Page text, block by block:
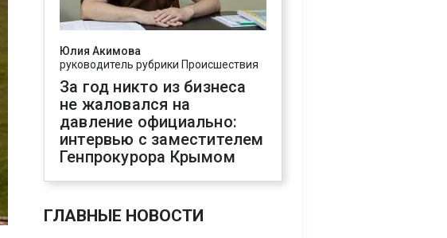
Юлия Акимова
руководитель рубрики Происшествия
За год никто из бизнеса
не жаловался на
давление официально:
интервью с заместителем
Генпрокурора Крымом
ГЛАВНЫЕ НОВОСТИ